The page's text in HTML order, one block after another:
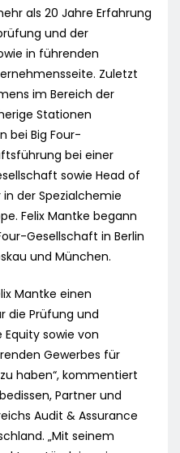
als 20 Jahre Erfahrung
und der
in führenden
Zuletzt
im Bereich der
Stationen
bei Big Four-
bei einer
sowie Head of
der Spezialchemie
Felix Mantke begann
Gesellschaft in Berlin
und München.
Mantke einen
die Prüfung und
sowie von
Gewerbes für
haben“, kommentiert
Partner und
Audit & Assurance
„Mit seinem